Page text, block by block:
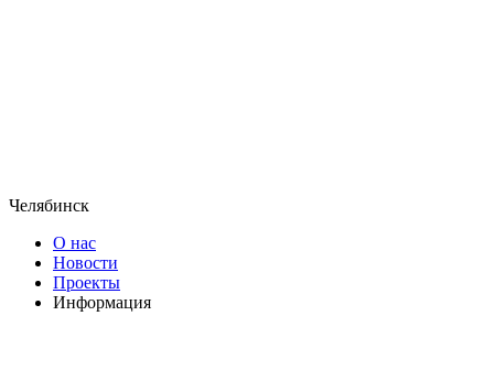
Челябинск
О нас
Новости
Проекты
Информация